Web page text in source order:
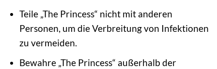
Teile „The Princess“ nicht mit anderen
Personen, um die Verbreitung von Infektionen
zu vermeiden.
Bewahre „The Princess“ außerhalb der